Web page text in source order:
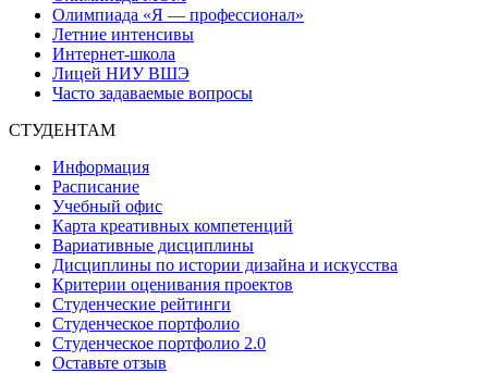
Олимпиада «Я — профессионал»
Летние интенсивы
Интернет-школа
Лицей НИУ ВШЭ
Часто задаваемые вопросы
СТУДЕНТАМ
Информация
Расписание
Учебный офис
Карта креативных компетенций
Вариативные дисциплины
Дисциплины по истории дизайна и искусства
Критерии оценивания проектов
Студенческие рейтинги
Студенческое портфолио
Студенческое портфолио 2.0
Оставьте отзыв